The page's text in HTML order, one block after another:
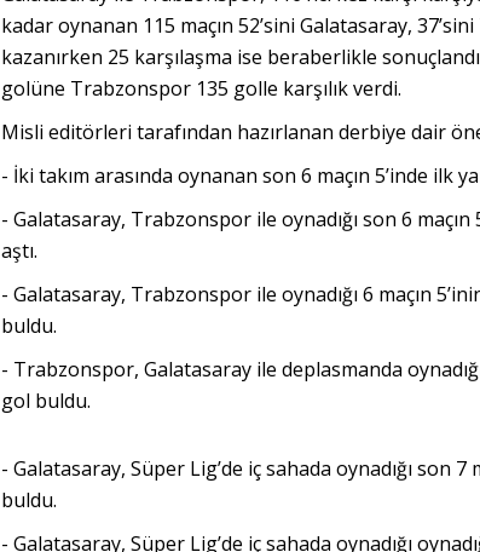
kadar oynanan 115 maçın 52’sini Galatasaray,
kazanırken 25 karşılaşma ise beraberlikle
golüne Trabzonspor 135 golle karşılık verdi.
Misli editörleri tarafından hazırlanan derbiye dair
- İki takım arasında oynanan son 6 maçın 5’inde ilk
- Galatasaray, Trabzonspor ile oynadığı son 6 maçın
aştı.
- Galatasaray, Trabzonspor ile oynadığı 6 maçın
buldu.
- Trabzonspor, Galatasaray ile deplasmanda
gol buldu.
- Galatasaray, Süper Lig’de iç sahada oynadığı son 7
buldu.
- Galatasaray, Süper Lig’de iç sahada oynadığı